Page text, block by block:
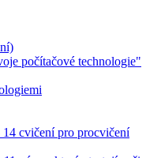
počítačové technologie"
cvičení pro procvičení